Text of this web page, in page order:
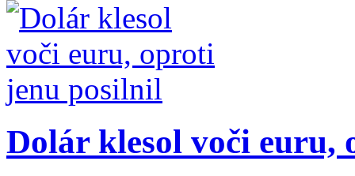
Dolár klesol voči euru,